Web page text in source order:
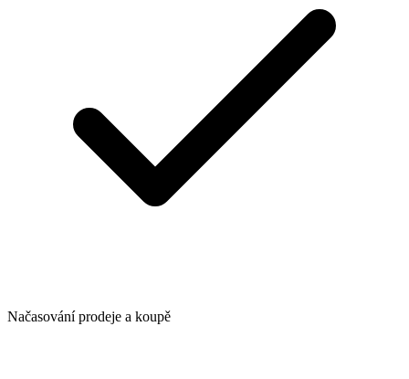
Načasování prodeje a koupě